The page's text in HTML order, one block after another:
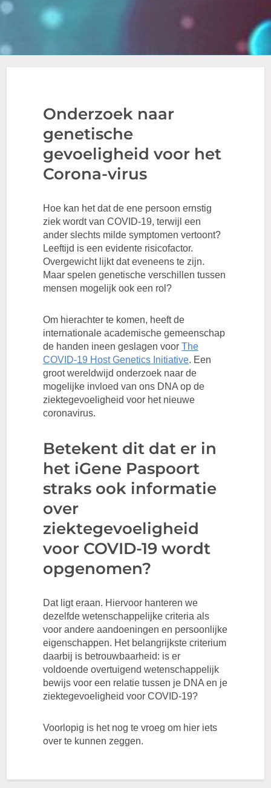
Onderzoek naar
genetische
gevoeligheid voor het
Corona-virus
Hoe kan het dat de ene persoon ernstig
ziek wordt van COVID-19, terwijl een
ander slechts milde symptomen vertoont?
Leeftijd is een evidente risicofactor.
Overgewicht lijkt dat eveneens te zijn.
Maar spelen genetische verschillen tussen
mensen mogelijk ook een rol?
Om hierachter te komen, heeft de
internationale academische gemeenschap
de handen ineen geslagen voorThe
COVID-19 Host Genetics Initiative. Een
groot wereldwijd onderzoek naar de
mogelijke invloed van ons DNA op de
ziektegevoeligheid voor het nieuwe
coronavirus.
Betekent dit dat er in
het iGene Paspoort
straks ook informatie
over
ziektegevoeligheid
voor COVID-19 wordt
opgenomen?
Dat ligt eraan. Hiervoor hanteren we
dezelfde wetenschappelijke criteria als
voor andere aandoeningen en persoonlijke
eigenschappen. Het belangrijkste criterium
daarbij is betrouwbaarheid: is er
voldoende overtuigend wetenschappelijk
bewijs voor een relatie tussen je DNA en je
ziektegevoeligheid voor COVID-19?
Voorlopig is het nog te vroeg om hier iets
over te kunnen zeggen.